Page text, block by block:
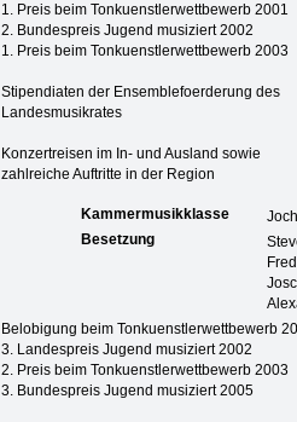
1. Preis beim Tonkuenstlerwettbewerb 2001
2. Bundespreis Jugend musiziert 2002
1. Preis beim Tonkuenstlerwettbewerb 2003
Stipendiaten der Ensemblefoerderung des
Landesmusikrates
Konzertreisen im In- und Ausland sowie
zahlreiche Auftritte in der Region
Kammermusikklasse
Besetzung
Belobigung beim Tonkuenstlerwettbewerb
3. Landespreis Jugend musiziert 2002
2. Preis beim Tonkuenstlerwettbewerb 2003
3. Bundespreis Jugend musiziert 2005